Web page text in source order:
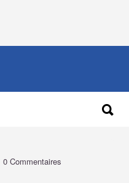
0 Commentaires